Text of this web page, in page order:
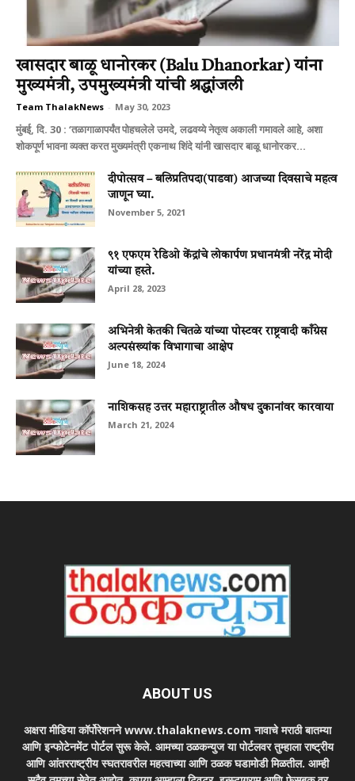
खासदार बाळू धानोरकर (Balu Dhanorkar) यांना
मुख्यमंत्री, उपमुख्यमंत्री यांची श्रद्धांजली
Team ThalakNews - May 30, 2023
मुंबई, दि. 30 : ‘तळागाळापर्यंत पोहचलेले उमदे, लढवय्ये नेतृत्व अकाली गमावले आहे, अशा
शोकपूर्ण भावना व्यक्त करत मुख्यमंत्री एकनाथ शिंदे यांनी खासदार बाळू धानोरकर...
दीपोत्सव – बलिप्रतिपदा(पाडवा) आजच्या दिवसाचे महत्व
जाणून घ्या.
November 5, 2021
९१ एफएम रेडिओ केंद्रांचे लोकार्पण प्रधानमंत्री नरेंद्र मोदी
यांच्या हस्ते.
April 28, 2023
अभिनेत्री केतकी चितळे यांच्या पोस्टवर राष्ट्रवादी काँग्रेस
अल्पसंख्यांक विभागाचा आक्षेप
June 18, 2024
नाशिकसह उत्तर महाराष्ट्रातील औषध दुकानांवर कारवाया
March 21, 2024
ABOUT US
अक्षरा मीडिया कॉर्पोरेशनने www.thalaknews.com नावाचे मराठी बातम्या
आणि इन्फोटेनमेंट पोर्टल सुरू केले. आमच्या ठळकन्युज या पोर्टलवर तुम्हाला राष्ट्रीय
आणि आंतरराष्ट्रीय स्घतरावरील महत्वाच्या आणि ठळक घडामोडी मिळतील. आम्ही